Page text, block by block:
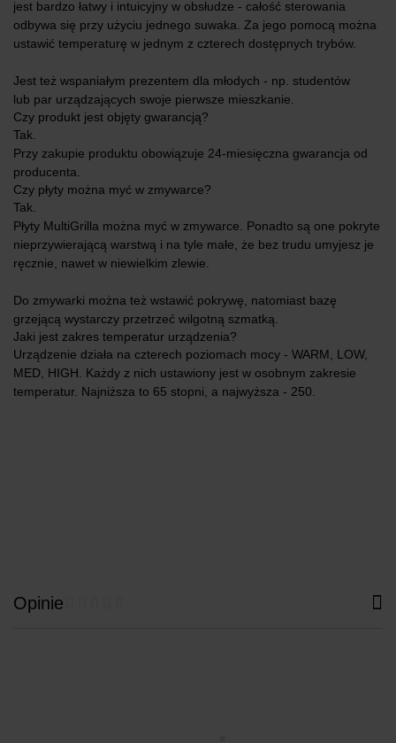
jest bardzo łatwy i intuicyjny w obsłudze ‑ całość sterowania
odbywa się przy użyciu jednego suwaka. Za jego pomocą można
ustawić temperaturę w jednym z czterech dostępnych trybów.
Jest też wspaniałym prezentem dla młodych ‑ np. studentów
lub par urządzających swoje pierwsze mieszkanie.
Czy produkt jest objęty gwarancją?
Tak.
Przy zakupie produktu obowiązuje 24‑miesięczna gwarancja od
producenta.
Czy płyty można myć w zmywarce?
Tak.
Płyty MultiGrilla można myć w zmywarce. Ponadto są one pokryte
nieprzywierającą warstwą i na tyle małe, że bez trudu umyjesz je
ręcznie, nawet w niewielkim zlewie.
Do zmywarki można też wstawić pokrywę, natomiast bazę
grzejącą wystarczy przetrzeć wilgotną szmatką.
Jaki jest zakres temperatur urządzenia?
Urządzenie działa na czterech poziomach mocy ‑ WARM, LOW,
MED, HIGH. Każdy z nich ustawiony jest w osobnym zakresie
temperatur. Najniższa to 65 stopni, a najwyższa ‑ 250.
Opinie